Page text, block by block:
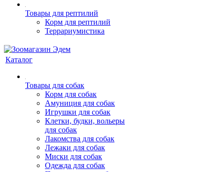
Товары для рептилий
Корм для рептилий
Террариумистика
Каталог
Товары для собак
Корм для собак
Амуниция для собак
Игрушки для собак
Клетки, будки, вольеры
для собак
Лакомства для собак
Лежаки для собак
Миски для собак
Одежда для собак